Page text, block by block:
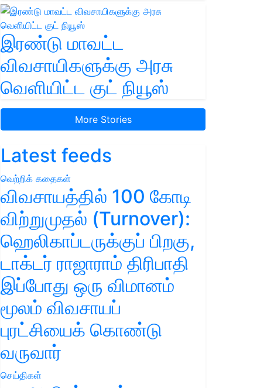
இரண்டு மாவட்ட
விவசாயிகளுக்கு அரசு
வெளியிட்ட குட் நியூஸ்
More Stories
Latest feeds
வெற்றிக் கதைகள்
விவசாயத்தில் 100 கோடி
விற்றுமுதல் (Turnover):
ஹெலிகாப்டருக்குப் பிறகு,
டாக்டர் ராஜாராம் திரிபாதி
இப்போது ஒரு விமானம்
மூலம் விவசாயப்
புரட்சியைக் கொண்டு
வருவார்
செய்திகள்